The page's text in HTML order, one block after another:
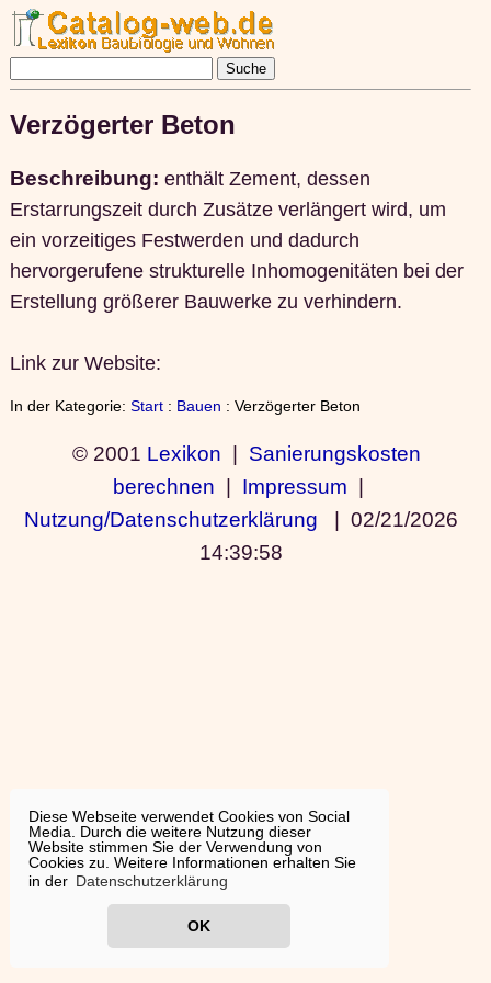
Diese Webseite verwendet Cookies von Social
Media. Durch die weitere Nutzung dieser
Website stimmen Sie der Verwendung von
Cookies zu. Weitere Informationen erhalten Sie
in der Datenschutzerklärung
OK
Verzögerter Beton
Beschreibung: enthält Zement, dessen
Erstarrungszeit durch Zusätze verlängert wird, um
ein vorzeitiges Festwerden und dadurch
hervorgerufene strukturelle Inhomogenitäten bei der
Erstellung größerer Bauwerke zu verhindern.
Link zur Website:
In der Kategorie: Start: Bauen : Verzögerter Beton
© 2001 Lexikon | Sanierungskosten
berechnen | Impressum |
Nutzung/Datenschutzerklärung | 02/21/2026
14:39:58